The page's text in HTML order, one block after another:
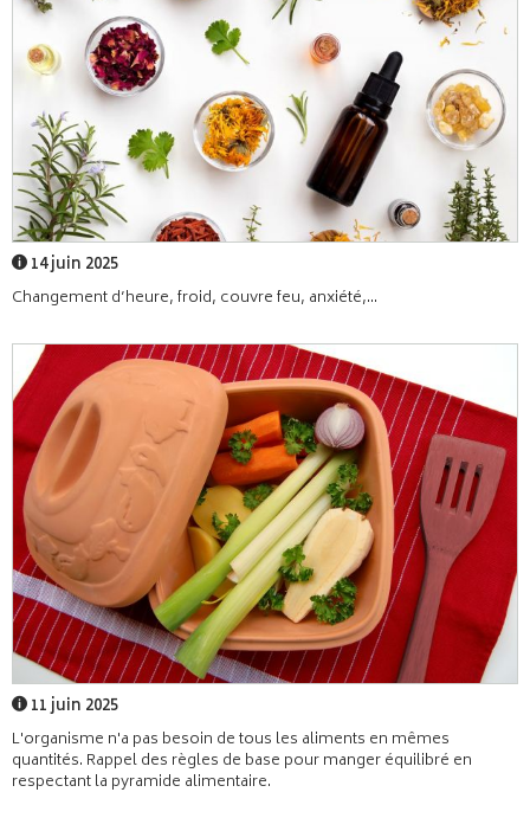
14 juin 2025
Changement d’heure, froid, couvre feu, anxiété,...
11 juin 2025
L'organisme n'a pas besoin de tous les aliments en mêmes
quantités. Rappel des règles de base pour manger équilibré en
respectant la pyramide alimentaire.